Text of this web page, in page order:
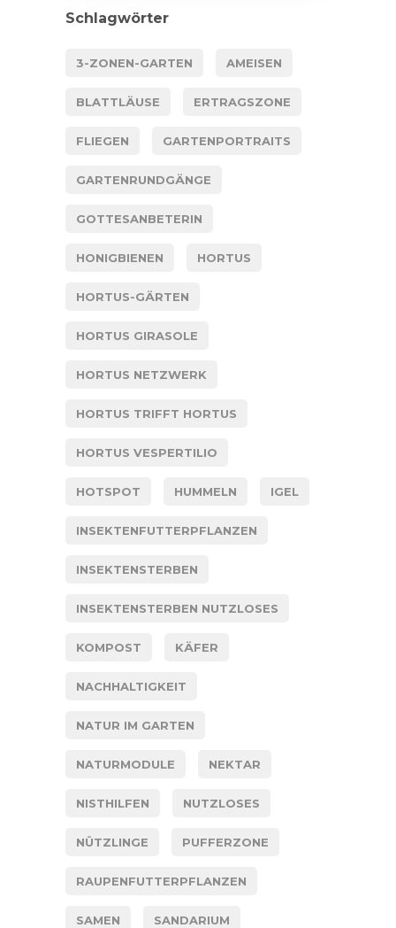
Schlagwörter
3-ZONEN-GARTEN AMEISEN
BLATTLÄUSE ERTRAGSZONE
FLIEGEN GARTENPORTRAITS
GARTENRUNDGÄNGE
GOTTESANBETERIN
HONIGBIENEN HORTUS
HORTUS-GÄRTEN
HORTUS GIRASOLE
HORTUS NETZWERK
HORTUS TRIFFT HORTUS
HORTUS VESPERTILIO
HOTSPOT HUMMELN IGEL
INSEKTENFUTTERPFLANZEN
INSEKTENSTERBEN
INSEKTENSTERBEN NUTZLOSES
KOMPOST KÄFER
NACHHALTIGKEIT
NATUR IM GARTEN
NATURMODULE NEKTAR
NISTHILFEN NUTZLOSES
NÜTZLINGE PUFFERZONE
RAUPENFUTTERPFLANZEN
SAMEN SANDARIUM